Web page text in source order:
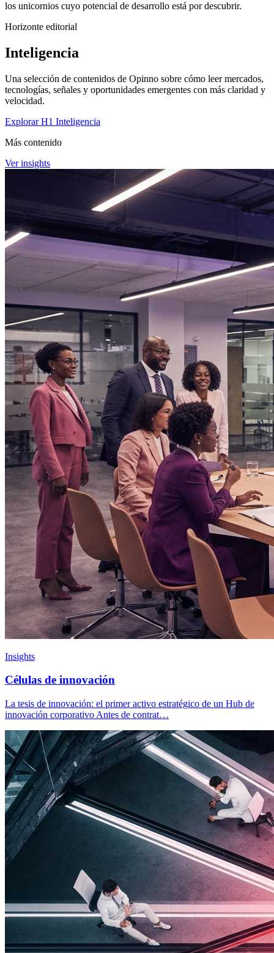
los unicornios cuyo potencial de desarrollo está por descubrir.
Horizonte editorial
Inteligencia
Una selección de contenidos de Opinno sobre cómo leer mercados,
tecnologías, señales y oportunidades emergentes con más claridad y
velocidad.
Explorar H1 Inteligencia
Más contenido
Ver insights
Insights
Células de innovación
La tesis de innovación: el primer activo estratégico de un Hub de
innovación corporativo Antes de contrat…